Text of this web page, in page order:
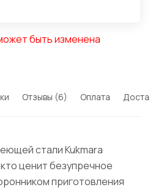
быть изменена
Отзывы (6) Оплата
стали Kukmara
ценит безупречное
приготовления